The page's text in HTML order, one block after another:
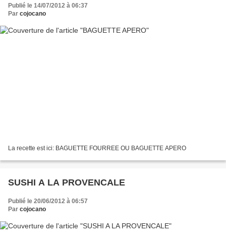
Publié le 14/07/2012 à 06:37
Par cojocano
La recette est ici: BAGUETTE FOURREE OU BAGUETTE APERO
SUSHI A LA PROVENCALE
Publié le 20/06/2012 à 06:57
Par cojocano